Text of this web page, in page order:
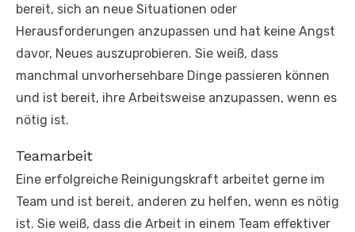
bereit, sich an neue Situationen oder
Herausforderungen anzupassen und hat keine Angst
davor, Neues auszuprobieren. Sie weiß, dass
manchmal unvorhersehbare Dinge passieren können
und ist bereit, ihre Arbeitsweise anzupassen, wenn es
nötig ist.
Teamarbeit
Eine erfolgreiche Reinigungskraft arbeitet gerne im
Team und ist bereit, anderen zu helfen, wenn es nötig
ist. Sie weiß, dass die Arbeit in einem Team effektiver